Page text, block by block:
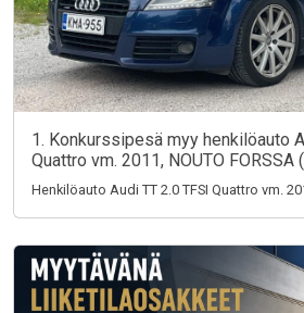
1. Konkurssipesä myy henkilöauto
Quattro vm. 2011, NOUTO
Henkilöauto Audi TT 2.0 TFSI Quattro vm.